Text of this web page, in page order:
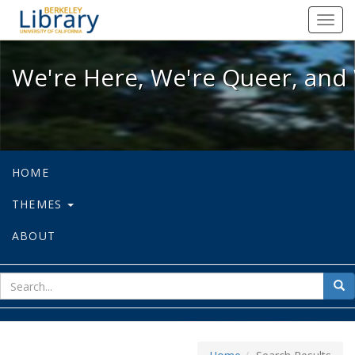
We're Here, We're Queer, and
We're Here, We're Queer,
HOME
THEMES
ABOUT
for